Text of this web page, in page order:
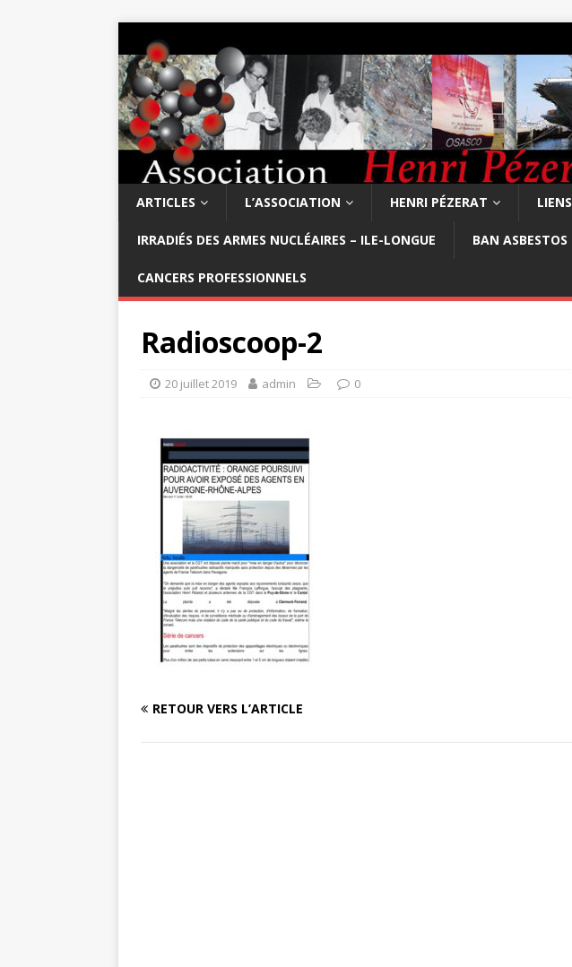
ARTICLES L’ASSOCIATION HENRI PÉZERAT LIENS
IRRADIÉS DES ARMES NUCLÉAIRES – ILE-LONGUE BAN ASBESTOS
CANCERS PROFESSIONNELS
Radioscoop-2
20 juillet 2019 admin 0
RETOUR VERS L’ARTICLE